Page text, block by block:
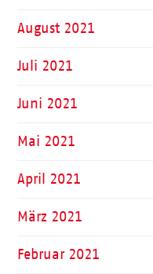
August 2021
Juli 2021
Juni 2021
Mai 2021
April 2021
März 2021
Februar 2021